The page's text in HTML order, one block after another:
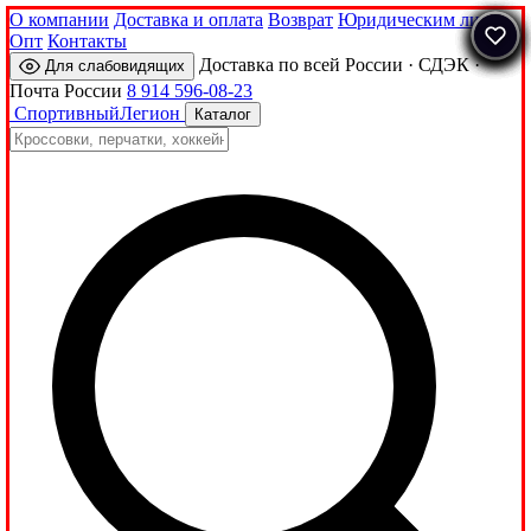
О компании Доставка и оплата Возврат Юридическим лицам
Опт Контакты
Для слабовидящих
Доставка по всей России · СДЭК ·
Почта России 8 914 596-08-23
СпортивныйЛегион Каталог